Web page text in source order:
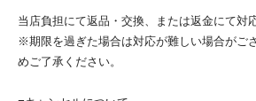
当店負担にて返品・交換、または返金にて対
※期限を過ぎた場合は対応が難しい場合がご
めご了承ください。